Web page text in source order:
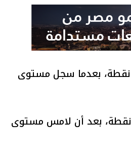
وانخفض مؤشر ستوكس يوروب 600 بنسبة 0.49% ليغلق عند 618 نقطة، بعدما سجل مستوى
كما تراجع مؤشر فوتسي 100 البريطاني بنسبة 0.67% إلى 10402 نقطة، بعد أن لامس مستوى